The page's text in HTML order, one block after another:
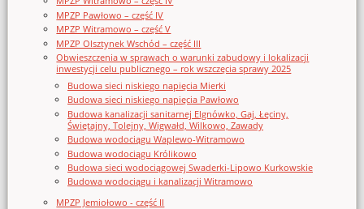
MPZP Pawłowo – część IV
MPZP Witramowo – część V
MPZP Olsztynek Wschód – część III
Obwieszczenia w sprawach o warunki zabudowy i lokalizacji
inwestycji celu publicznego – rok wszczęcia sprawy 2025
Budowa sieci niskiego napięcia Mierki
Budowa sieci niskiego napięcia Pawłowo
Budowa kanalizacji sanitarnej Elgnówko, Gaj, Łęciny,
Świętajny, Tolejny, Wigwałd, Wilkowo, Zawady
Budowa wodociągu Waplewo-Witramowo
Budowa wodociągu Królikowo
Budowa sieci wodociągowej Swaderki-Lipowo Kurkowskie
Budowa wodociągu i kanalizacji Witramowo
MPZP Jemiołowo - część II